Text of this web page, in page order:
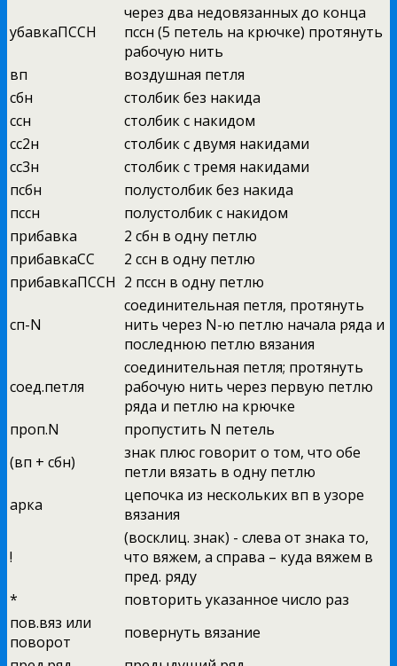
убавкаПССН
через два недовязанных до конца
пссн (5 петель на крючке) протянуть
рабочую нить
вп
воздушная петля
сбн
столбик без накида
ссн
столбик с накидом
сс2н
столбик с двумя накидами
сс3н
столбик с тремя накидами
псбн
полустолбик без накида
пссн
полустолбик с накидом
прибавка
2 сбн в одну петлю
прибавкаСС
2 ссн в одну петлю
прибавкаПССН 2 пссн в одну петлю
сп-N
соединительная петля, протянуть
нить через N-ю петлю начала ряда и
последнюю петлю вязания
соед.петля
соединительная петля; протянуть
рабочую нить через первую петлю
ряда и петлю на крючке
проп.N
пропустить N петель
(вп + сбн)
знак плюс говорит о том, что обе
петли вязать в одну петлю
арка
цепочка из нескольких вп в узоре
вязания
!
(восклиц. знак) - слева от знака то,
что вяжем, а справа – куда вяжем в
пред. ряду
*
повторить указанное число раз
пов.вяз или
поворот
повернуть вязание